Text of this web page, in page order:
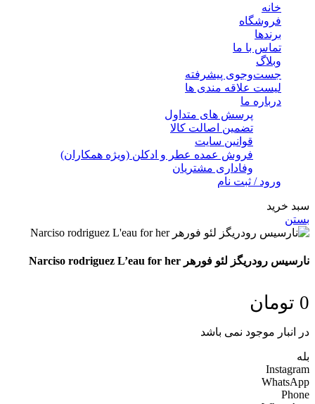
خانه
فروشگاه
برندها
تماس با ما
وبلاگ
جست‌وجوی پیشرفته
لیست علاقه مندی ها
درباره ما
پرسش های متداول
تضمین اصالت کالا
قوانین سایت
فروش عمده عطر و ادکلن (ویژه همکاران)
وفاداری مشتریان
ورود / ثبت نام
سبد خرید
بستن
نارسیس رودریگز لئو فورهر Narciso rodriguez L’eau for her
0 تومان
در انبار موجود نمی باشد
بله
Instagram
WhatsApp
Phone